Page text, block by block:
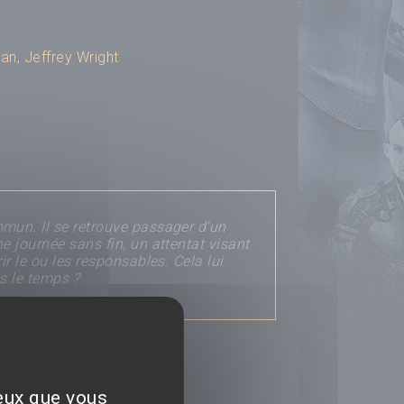
, Jeffrey Wright
Il se retrouve passager d'un
journée sans fin, un attentat visant
le ou les responsables. Cela lui
le temps ?
que vous